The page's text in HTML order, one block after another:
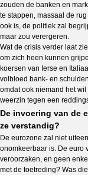
zouden de banken en
te stappen, massaal de
ook is, de politiek zal
maar zou verergeren.
Wat de crisis verder laat
om zich heen kunnen
koersen van Ierse en
volbloed bank- en
omdat ook niemand het
weerzin tegen een
De invoering van de
ze verstandig?
De eurozone zal niet
onomkeerbaar is. De euro
veroorzaken, en geen
met de toetreding? Was